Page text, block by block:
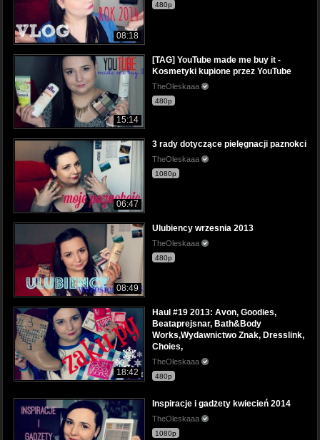
08:18
480p
15:14
[TAG] YouTube made me buy it -
Kosmetyki kupione przez YouTube
TheOleskaaa
480p
06:47
3 rady dotyczące pielęgnacji paznokci
TheOleskaaa
1080p
08:49
Ulubiency wrzesnia 2013
TheOleskaaa
480p
18:42
Haul #19 2013: Avon, Goodies,
Beataprejsnar, Bath&Body
Works,Wydawnictwo Znak, Dresslink,
Choies,
TheOleskaaa
480p
Inspiracje i gadżety kwiecień 2014
TheOleskaaa
1080p